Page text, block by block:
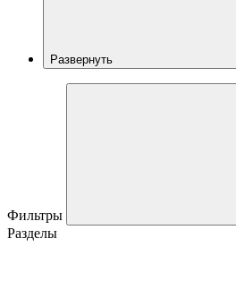
Развернуть
Фильтры
Разделы